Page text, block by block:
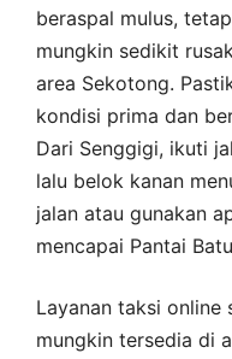
beraspal mulus,
mungkin sedikit
area Sekotong.
kondisi prima dan
Dari Senggigi, ikuti
lalu belok kanan
jalan atau gunakan
mencapai Pantai
Layanan taksi online
mungkin tersedia di